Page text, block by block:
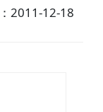
2011-12-18